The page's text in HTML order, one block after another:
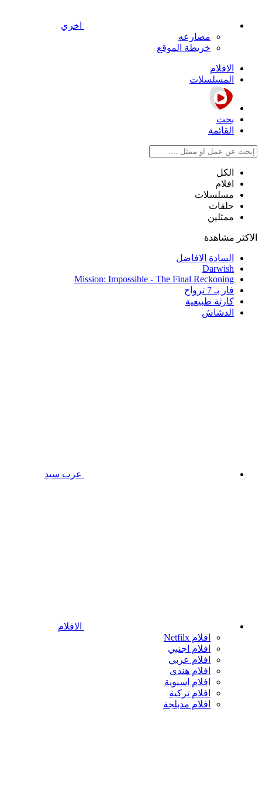
اخري
مصارعه
خريطة الموقع
الافلام
المسلسلات
بحث
القائمة
الكل
افلام
مسلسلات
حلقات
ممثلين
الاكثر مشاهدة
السادة الافاضل
Darwish
Mission: Impossible - The Final Reckoning
فار بـ 7 ترواح
كارثة طبيعية
الدشاش
عرب سيد
الافلام
افلام Netfilx
افلام اجنبي
افلام عربي
افلام هندى
افلام اسيوية
افلام تركية
افلام مدبلجة